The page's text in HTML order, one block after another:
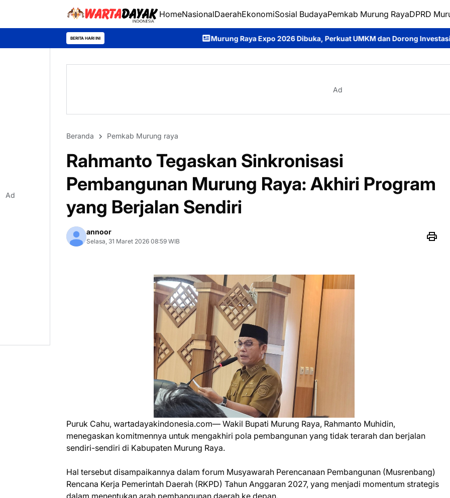
HomeNasionalDaerahEkonomiSosial BudayaPemkab Murung RayaDPRD
BERITA HARI INI Murung Raya Expo 2026 Dibuka, Perkuat UMKM dan Dorong Investasi Daerah Jumat
Ad
Beranda Pemkab Murung raya
Rahmanto Tegaskan Sinkronisasi
Pembangunan Murung Raya: Akhiri Program
yang Berjalan Sendiri
annoor
Selasa, 31 Maret 2026 08:59 WIB
Puruk Cahu, wartadayakindonesia.com— Wakil Bupati Murung Raya, Rahmanto Muhidin,
menegaskan komitmennya untuk mengakhiri pola pembangunan yang tidak terarah dan berjalan
sendiri-sendiri di Kabupaten Murung Raya.
Hal tersebut disampaikannya dalam forum Musyawarah Perencanaan Pembangunan (Musrenbang)
Rencana Kerja Pemerintah Daerah (RKPD) Tahun Anggaran 2027, yang menjadi momentum strategis
dalam menentukan arah pembangunan daerah ke depan.
Ad